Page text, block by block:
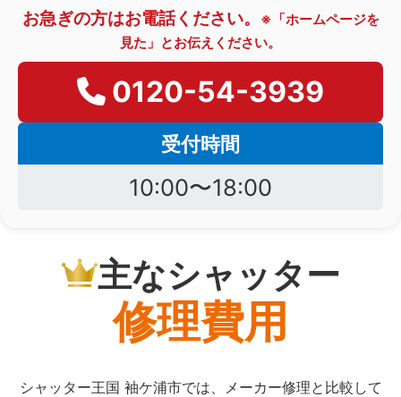
お急ぎの方はお電話ください。
※「ホームページを
見た」とお伝えください。
0120-54-3939
受付時間
10:00〜18:00
主なシャッター
修理費用
シャッター王国 袖ケ浦市では、メーカー修理と比較して